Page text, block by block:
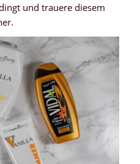
und trauere diesem